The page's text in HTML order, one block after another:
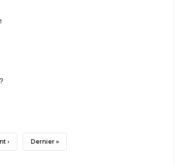
› Dernière
Dernier »